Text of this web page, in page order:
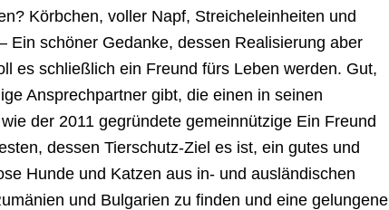
Körbchen, voller Napf, Streicheleinheiten und
Ein schöner Gedanke, dessen Realisierung aber
es schließlich ein Freund fürs Leben werden. Gut,
Ansprechpartner gibt, die einen in seinen
der 2011 gegründete gemeinnützige Ein Freund
dessen Tierschutz-Ziel es ist, ein gutes und
Hunde und Katzen aus in- und ausländischen
und Bulgarien zu finden und eine gelungene